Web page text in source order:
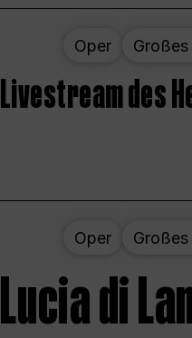
Oper
Livestream des
Oper
Lucia di